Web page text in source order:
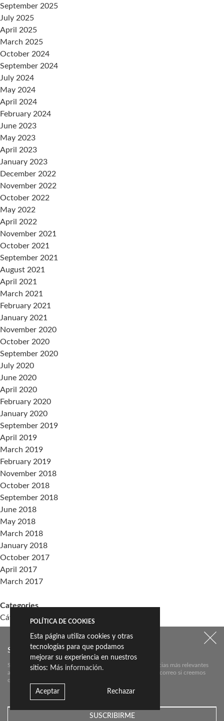
September 2025
July 2025
April 2025
March 2025
October 2024
September 2024
July 2024
May 2024
April 2024
February 2024
June 2023
May 2023
April 2023
January 2023
December 2022
November 2022
October 2022
May 2022
April 2022
November 2021
October 2021
September 2021
August 2021
April 2021
March 2021
February 2021
January 2021
November 2020
October 2020
September 2020
July 2020
June 2020
April 2020
February 2020
January 2020
September 2019
April 2019
March 2019
February 2019
November 2018
October 2018
September 2018
June 2018
May 2018
March 2018
January 2018
October 2017
April 2017
March 2017
Categories
Cátedra Living Architecture (UPV)
Living the Change
Sin categoría
Meta
Entries feed
SUSCRÍBETE A NUESTRO NEWSLETTER:
Suscríbete aquí a nuestra newsletter para conocer las noticias más relevantes
acerca de Livingceramics. Únicamente te mandaremos un correo si creemos
que hay algo que valga la pena contarte.
POLÍTICA DE COOKIES
Esta página utiliza cookies y otras
tecnologías para que podamos
mejorar su experiencia en nuestros
sitios: Más información.
Aceptar Rechazar